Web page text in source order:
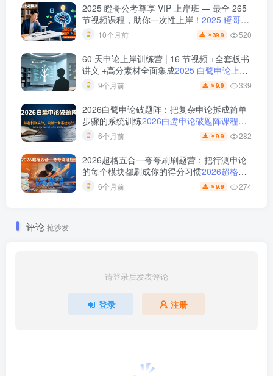
2025 瞪哥公考尊享 VIP 上岸班 — 最全 265
节视频课程，助你一次性上岸！ 2025 瞪哥公
考尊享 VIP 上岸班 — 最全 265 节视频课
程，助你一次性上岸！
10个月前 ￥39.9 520
60 天申论上岸训练营 | 16 节视频 +全套板书
讲义 +高分素材全面集成2025 白鹭申论上岸
60 天课程：16 节视频 +板书讲义 +高分素材
9个月前 ￥9.9 339
2026白鹭申论破题阵：把复杂申论拆成简单
步骤的系统训练2026白鹭申论破题阵课程资
源汇总6个月前 ￥9.9 282
2026超格五合一夸夸刷刷题营：把行测申论
的每个模块都刷成你的得分习惯2026超格行
测申论五合一夸夸刷刷题营资源
6个月前 ￥9.9 274
评论 抢沙发
请登录后发表评论
登录 注册